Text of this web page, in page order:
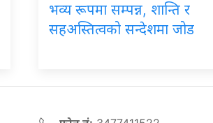
भव्य रूपमा सम्पन्न, शान्ति र
सहअस्तित्वको सन्देशमा जोड